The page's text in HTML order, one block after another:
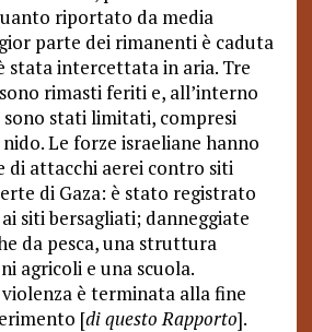
riportato da media
parte dei rimanenti è caduta
stata intercettata in aria. Tre
rimasti feriti e, all’interno
sono stati limitati, compresi
Le forze israeliane hanno
di attacchi aerei contro siti
di Gaza: è stato registrato
siti bersagliati; danneggiate
da pesca, una struttura
agricoli e una scuola.
violenza è terminata alla fine
[di questo Rapporto].